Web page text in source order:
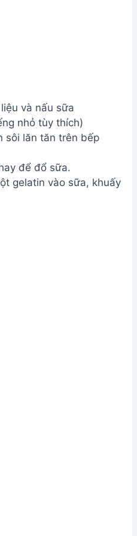
và nấu sữa
nhỏ tùy thích)
sôi lăn tăn trên bếp
để đổ sữa.
gelatin vào sữa, khuấy